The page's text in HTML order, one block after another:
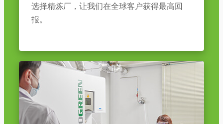
选择精炼厂，让我们在全球客户获得最高回
报。